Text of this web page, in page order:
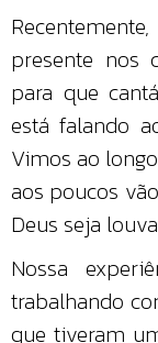
presente nos
para que
está falando
Vimos ao
aos poucos
Deus seja
Nossa
trabalhando
que tiveram